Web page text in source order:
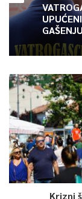
Krizni